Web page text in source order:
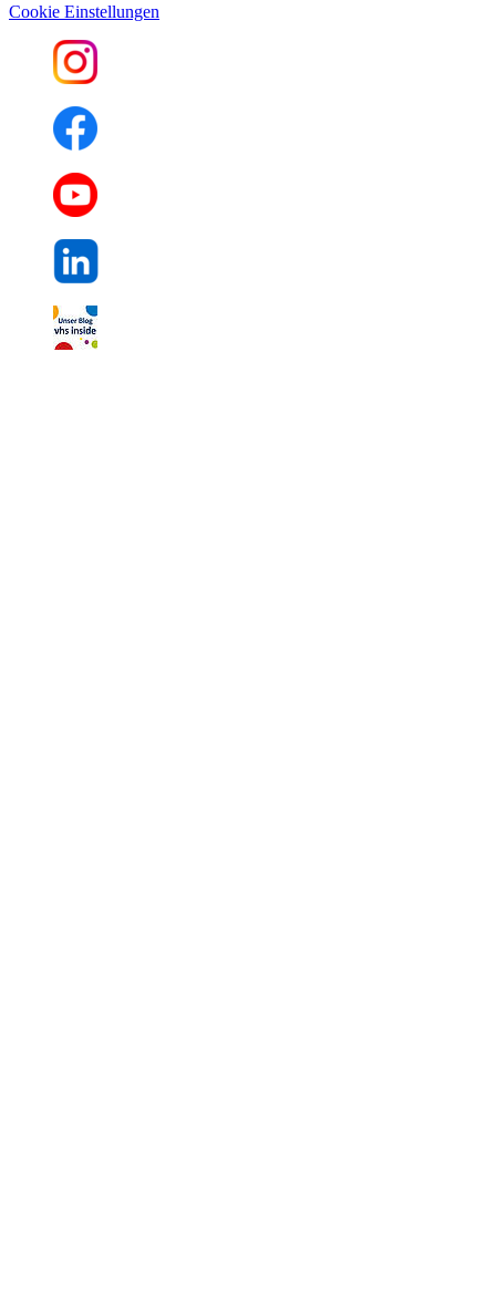
Cookie Einstellungen